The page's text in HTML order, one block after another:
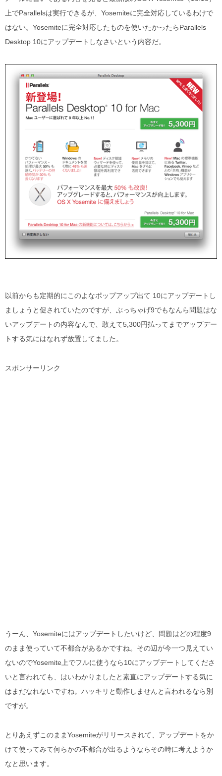
上でParallelsは実行できるが、Yosemiteに完全対応しているわけで
はない。Yosemiteに完全対応したものを使いたかったらParallels
Desktop 10にアップデートしなさいという内容だ。
以前からも定期的にこのよなポップアップ出て 10にアップデートし
ましょうと促されていたのですが、ぶっちゃげ9でもなんら問題はな
いアップデートの内容なんで、敢えて5,300円払ってまでアップデー
トする気にはなれず放置してました。
スポンサーリンク
うーん、Yosemiteにはアップデートしたいけど、問題はどの程度9
のまま使っていて不都合があるかですね。その辺が今一つ見えてい
ないのでYosemite上でフルに使うなら10にアップデートしてくださ
いと言われても、はいわかりましたと素直にアップデートする気に
はまだなれないですね。ハッキリと動作しませんと言われるなら別
ですが。
とりあえずこのままYosemiteがリリースされて、アップデートをか
けて使ってみて何らかの不都合が出るようならその時に考えようか
なと思います。